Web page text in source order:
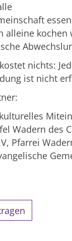
alleine kochen
nichts:
ist nicht
Wadern des
Pfarrei